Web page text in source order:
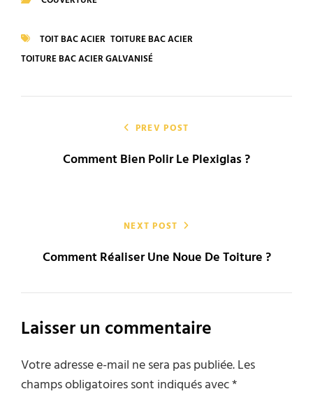
TAGS
TOIT BAC ACIER TOITURE BAC ACIER
TOITURE BAC ACIER GALVANISÉ
l’article
PREV POST
Comment Bien Polir Le Plexiglas ?
NEXT POST
Comment Réaliser Une Noue De Toiture ?
Laisser un commentaire
Votre adresse e-mail ne sera pas publiée.Les
champs obligatoires sont indiqués avec*